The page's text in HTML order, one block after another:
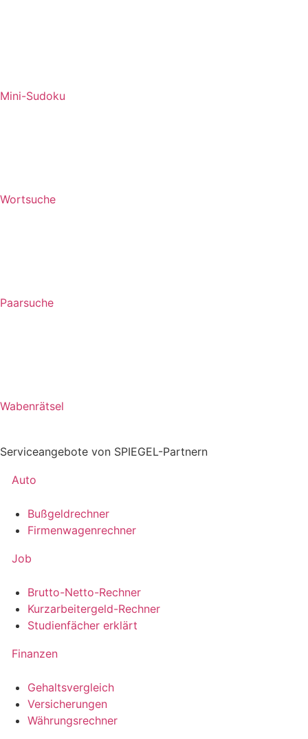
Mini-Sudoku
Wortsuche
Paarsuche
Wabenrätsel
Serviceangebote von SPIEGEL-Partnern
Auto
Bußgeldrechner
Firmenwagenrechner
Job
Brutto-Netto-Rechner
Kurzarbeitergeld-Rechner
Studienfächer erklärt
Finanzen
Gehaltsvergleich
Versicherungen
Währungsrechner